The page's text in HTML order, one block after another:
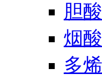
胆
烟
多